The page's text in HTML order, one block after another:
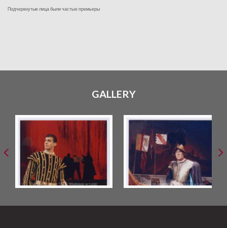
Подчеркнутые лица были частью премьеры
GALLERY